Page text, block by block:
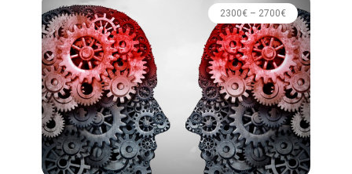
2300€ – 2700€